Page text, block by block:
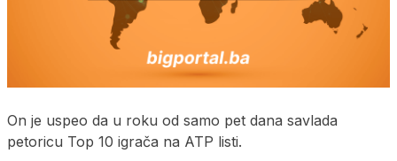
On je uspeo da u roku od samo pet dana savlada
petoricu Top 10 igrača na ATP listi.